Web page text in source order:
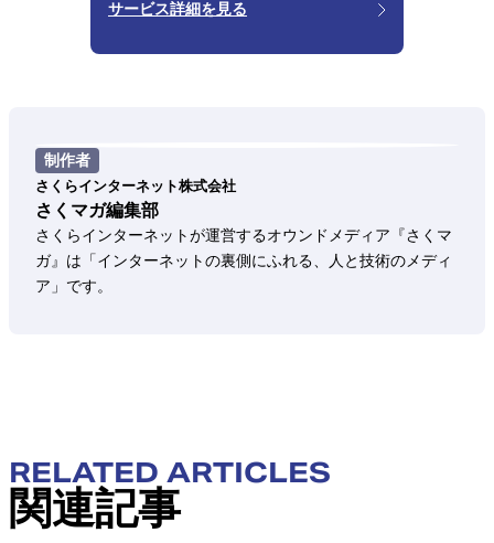
サービス詳細を見る
制作者
さくらインターネット株式会社
さくマガ編集部
さくらインターネットが運営するオウンドメディア『さくマ
ガ』は「インターネットの裏側にふれる、人と技術のメディ
ア」です。
RELATED ARTICLES
関連記事